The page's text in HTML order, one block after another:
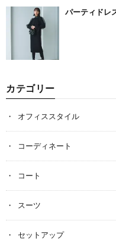
パーティドレ
カテゴリー
オフィススタイル
コーディネート
コート
スーツ
セットアップ